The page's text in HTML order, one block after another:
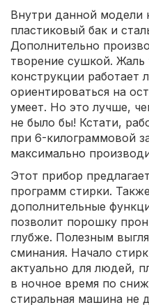
Внутри данной модели
пластиковый бак и
Дополнительно
творение сушкой. Жаль
конструкции
ориентироваться на
умеет. Но это лучше,
не было бы! Кстати,
при 6-килограммовой
максимально
Этот прибор
программ стирки.
дополнительные
позволит порошку
глубже. Полезным
сминания. Начало
актуально для людей,
в ночное время по
стиральная машина не